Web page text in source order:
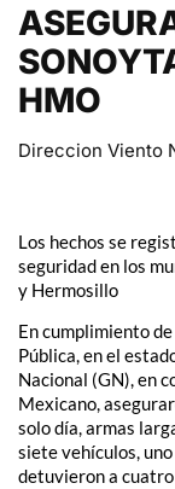
HMO
Direccion Viento
Los hechos se
seguridad en los
y Hermosillo
En cumplimiento
Pública, en el
Nacional (GN), en
Mexicano,
solo día, armas
siete vehículos,
detuvieron a